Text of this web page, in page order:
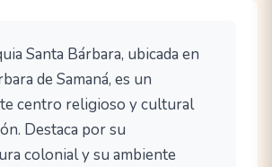
Santa Bárbara, ubicada en
de Samaná, es un
centro religioso y cultural
Destaca por su
colonial y su ambiente